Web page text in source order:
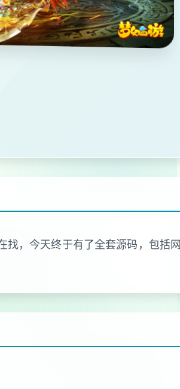
找，今天终于有了全套源码，包括网